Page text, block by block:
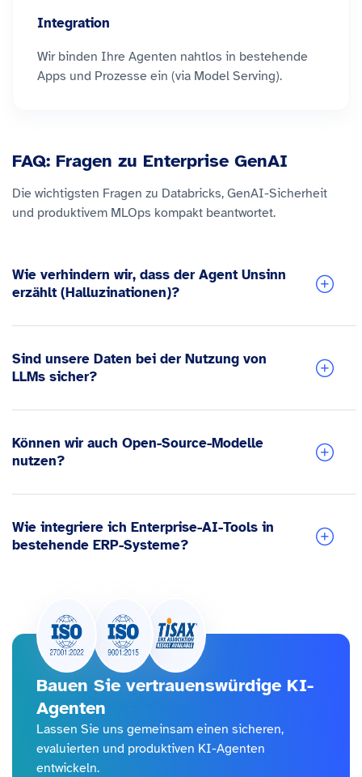
Integration
Wir binden Ihre Agenten nahtlos in bestehende
Apps und Prozesse ein (via Model Serving).
FAQ: Fragen zu Enterprise GenAI
Die wichtigsten Fragen zu Databricks, GenAI-Sicherheit
und produktivem MLOps kompakt beantwortet.
Wie verhindern wir, dass der Agent Unsinn
erzählt (Halluzinationen)?
Sind unsere Daten bei der Nutzung von
LLMs sicher?
Können wir auch Open-Source-Modelle
nutzen?
Wie integriere ich Enterprise-AI-Tools in
bestehende ERP-Systeme?
Bauen Sie vertrauenswürdige KI-
Agenten
Lassen Sie uns gemeinsam einen sicheren,
evaluierten und produktiven KI-Agenten
entwickeln.